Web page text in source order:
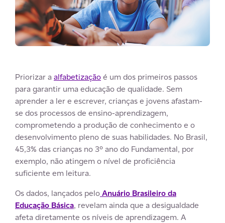
Priorizar a alfabetizaçãoé um dos primeiros passos
para garantir uma educação de qualidade. Sem
aprender a ler e escrever, crianças e jovens afastam-
se dos processos de ensino-aprendizagem,
comprometendo a produção de conhecimento e o
desenvolvimento pleno de suas habilidades. No Brasil,
45,3% das crianças no 3º ano do Fundamental, por
exemplo, não atingem o nível de proficiência
suficiente em leitura.
Os dados, lançados peloAnuário Brasileiro da
Educação Básica, revelam ainda que a desigualdade
afeta diretamente os níveis de aprendizagem. A